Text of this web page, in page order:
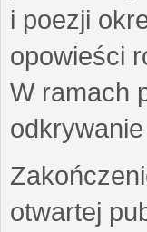
i poezji
opowieści
W ramach
otwartej